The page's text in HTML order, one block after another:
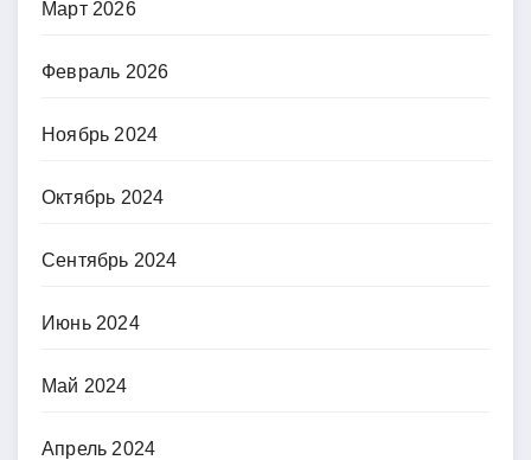
Март 2026
Февраль 2026
Ноябрь 2024
Октябрь 2024
Сентябрь 2024
Июнь 2024
Май 2024
Апрель 2024